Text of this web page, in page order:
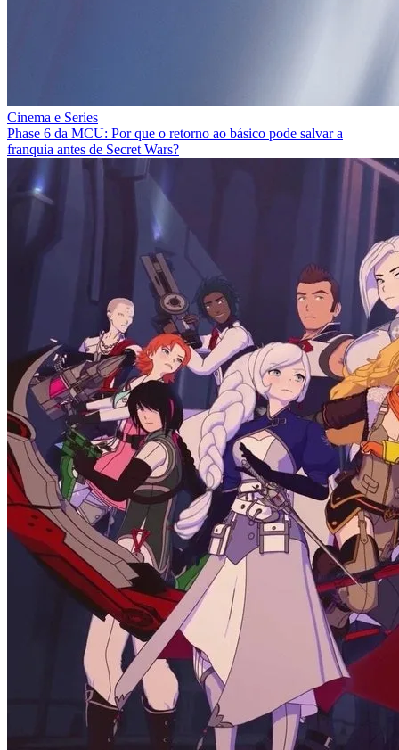
Cinema e Series
Phase 6 da MCU: Por que o retorno ao básico pode salvar a
franquia antes de Secret Wars?